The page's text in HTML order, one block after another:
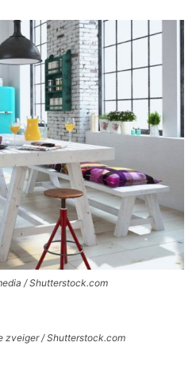
/ Shutterstock.com
zveiger / Shutterstock.com